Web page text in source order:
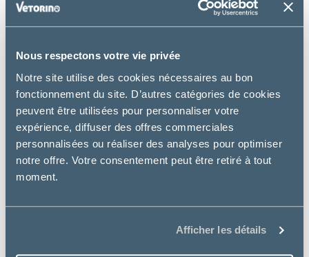
Nous respectons votre vie privée
Notre site utilise des cookies nécessaires au bon
fonctionnement du site. D’autres catégories de cookies
peuvent être utilisées pour personnaliser votre
expérience, diffuser des offres commerciales
personnalisées ou réaliser des analyses pour optimiser
notre offre. Votre consentement peut être retiré à tout
moment.
Afficher les détails